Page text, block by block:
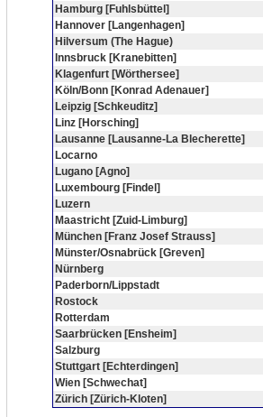
Hamburg [Fuhlsbüttel]
Hannover [Langenhagen]
Hilversum (The Hague)
Innsbruck [Kranebitten]
Klagenfurt [Wörthersee]
Köln/Bonn [Konrad Adenauer]
Leipzig [Schkeuditz]
Linz [Horsching]
Lausanne [Lausanne-La Blecherette]
Locarno
Lugano [Agno]
Luxembourg [Findel]
Luzern
Maastricht [Zuid-Limburg]
München [Franz Josef Strauss]
Münster/Osnabrück [Greven]
Nürnberg
Paderborn/Lippstadt
Rostock
Rotterdam
Saarbrücken [Ensheim]
Salzburg
Stuttgart [Echterdingen]
Wien [Schwechat]
Zürich [Zürich-Kloten]